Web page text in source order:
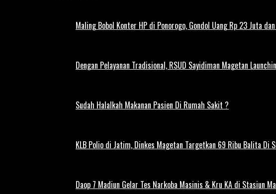
Maling Bobol Konter HP di Ponorogo, Gondol Uang Rp 23 Juta
Dengan Pelayanan Tradisional, RSUD Sayidiman Magetan
Sudah Halalkah Makanan Pasien Di Rumah Sakit ?
KLB Polio di Jatim, Dinkes Magetan Targetkan 69 Ribu Balita Di
Daop 7 Madiun Gelar Tes Narkoba Masinis & Kru KA di Stasiun